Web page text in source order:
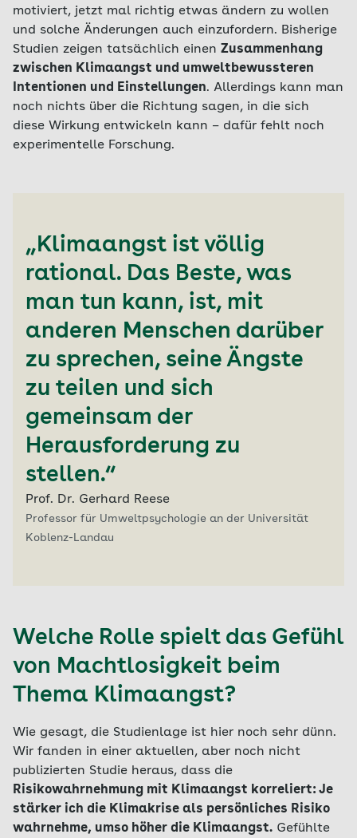
motiviert, jetzt mal richtig etwas ändern zu wollen
und solche Änderungen auch einzufordern. Bisherige
Studien zeigen tatsächlich einen Zusammenhang
zwischen Klimaangst und umweltbewussteren
Intentionen und Einstellungen. Allerdings kann man
noch nichts über die Richtung sagen, in die sich
diese Wirkung entwickeln kann – dafür fehlt noch
experimentelle Forschung.
„Klimaangst ist völlig
rational. Das Beste, was
man tun kann, ist, mit
anderen Menschen darüber
zu sprechen, seine Ängste
zu teilen und sich
gemeinsam der
Herausforderung zu
stellen.“
Prof. Dr. Gerhard Reese
Professor für Umweltpsychologie an der Universität
Koblenz-Landau
Welche Rolle spielt das Gefühl
von Machtlosigkeit beim
Thema Klimaangst?
Wie gesagt, die Studienlage ist hier noch sehr dünn.
Wir fanden in einer aktuellen, aber noch nicht
publizierten Studie heraus, dass die
Risikowahrnehmung mit Klimaangst korreliert: Je
stärker ich die Klimakrise als persönliches Risiko
wahrnehme, umso höher die Klimaangst. Gefühlte